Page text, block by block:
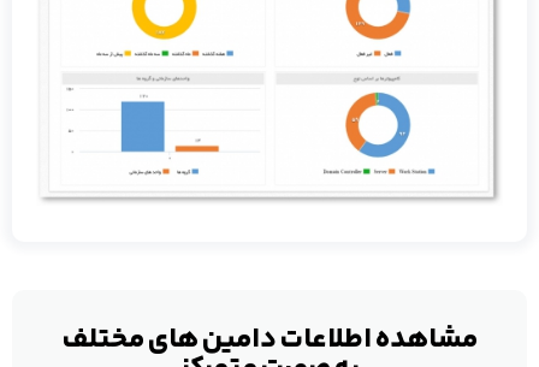
مشاهده اطلاعات دامین های مختلف